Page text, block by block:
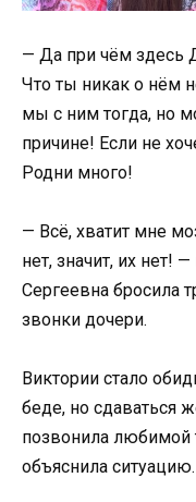
— Да при чём здесь
Что ты никак о нём
мы с ним тогда, но
причине! Если не
Родни много!
— Всё, хватит мне
нет, значит, их нет!
Сергеевна бросила
звонки дочери.
Виктории стало
беде, но сдаваться
позвонила любимой
объяснила ситуацию.